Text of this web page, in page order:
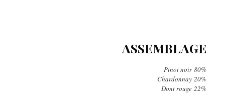
ASSEMBLAGE
Pinot noir80%
Chardonnay20%
Dont rouge22%